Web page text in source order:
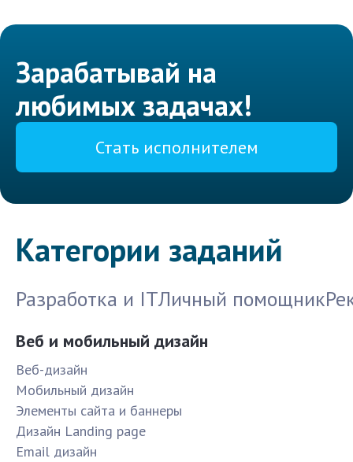
Зарабатывай на
любимых задачах!
Стать исполнителем
Категории заданий
Разработка и ITЛичный помощник
Веб и мобильный дизайн
Веб-дизайн
Мобильный дизайн
Элементы сайта и баннеры
Дизайн Landing page
Email дизайн